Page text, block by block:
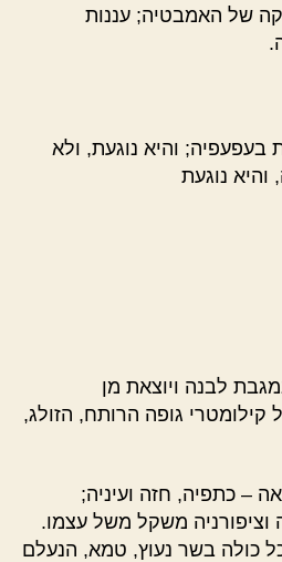
של האמבטיה; עננות
בעפעפיה; והיא נוגעת, ולא
והיא נוגעת
לבנה ויוצאת מן
גופה הרותח, הזולג,
– כתפיה, חזה ועיניה;
וציפורניה משקל משל עצמו.
כולה בשר נעוץ, טמא, הנעלם